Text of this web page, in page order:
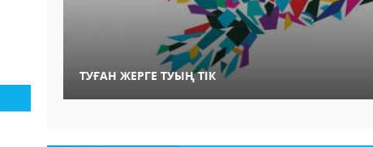
ТУҒАН ЖЕРГЕ ТУЫҢ ТІК